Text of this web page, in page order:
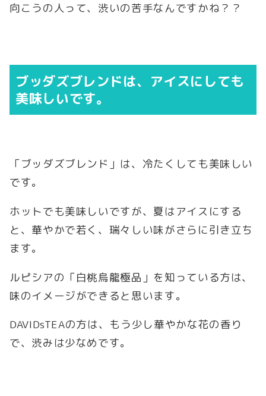
向こうの人って、渋いの苦手なんですかね？？
ブッダズブレンドは、アイスにしても
美味しいです。
「ブッダズブレンド」は、冷たくしても美味しい
です。
ホットでも美味しいですが、夏はアイスにする
と、華やかで若く、瑞々しい味がさらに引き立ち
ます。
ルピシアの「白桃烏龍極品」を知っている方は、
味のイメージができると思います。
DAVIDsTEAの方は、もう少し華やかな花の香り
で、渋みは少なめです。